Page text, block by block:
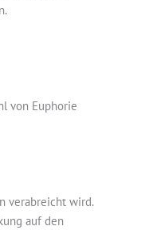
von Euphorie
verabreicht wird.
auf den